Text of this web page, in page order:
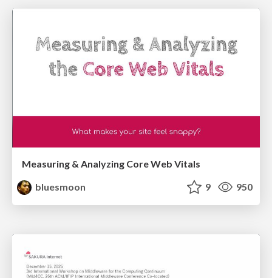
Measuring & Analyzing Core Web Vitals
bluesmoon
9 950